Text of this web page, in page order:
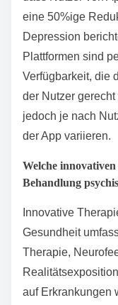
Möglichkeiten zur
psychische
effektiver.
Wie effektiv sind
Online-Ressourcen?
Apps zur
Unterstützung
das
bieten. Eine Meta-
dass Nutzer von
eine 50%ige
Depression